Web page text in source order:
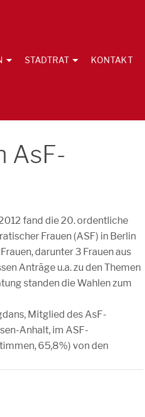
STADTRAT KONTAKT
AsF-
fand die 20. ordentliche
Frauen (ASF) in Berlin
darunter 3 Frauen aus
Anträge u.a. zu den Themen
standen die Wahlen zum
Mitglied des AsF-
Anhalt, im ASF-
65,8%) von den